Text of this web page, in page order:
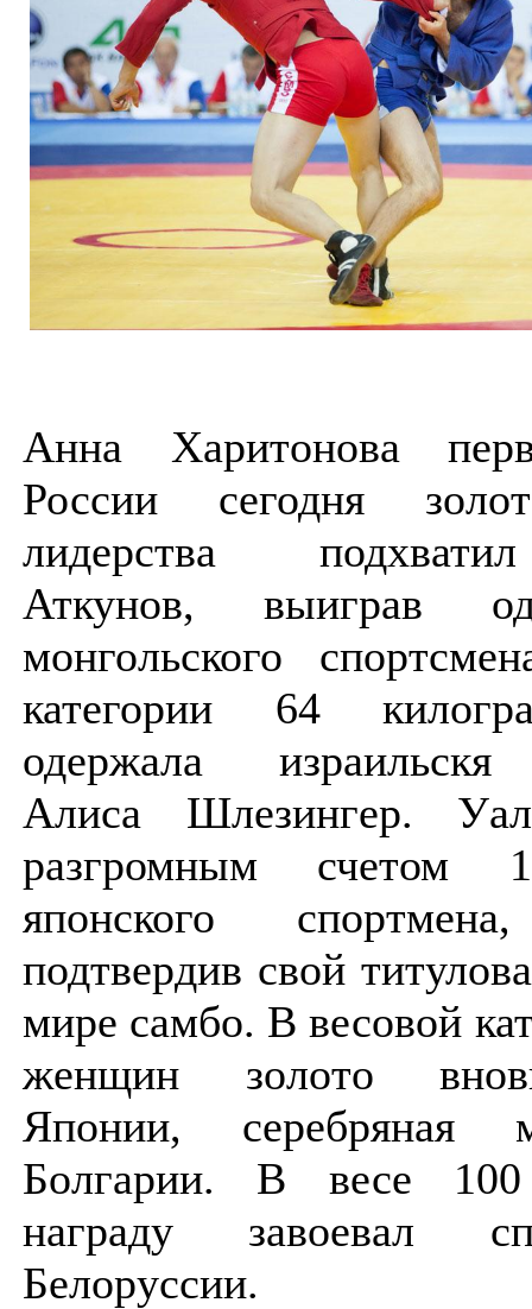
Анна Харитонова
России сегодня
лидерства
Аткунов, выиграв
монгольского
категории 64
одержала израильскя
Алиса Шлезингер.
разгромным счетом
японского
подтвердив свой
мире самбо. В весовой
женщин золото
Японии,
Болгарии. В весе
награду завоевал
Белоруссии.